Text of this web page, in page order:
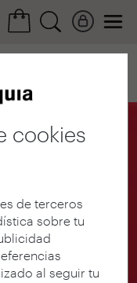
cookies
de terceros
sobre tu
al seguir tu